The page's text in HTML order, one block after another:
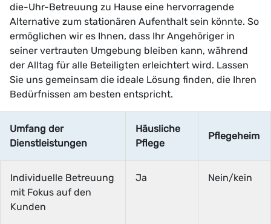
die-Uhr-Betreuung zu Hause eine hervorragende
Alternative zum stationären Aufenthalt sein könnte. So
ermöglichen wir es Ihnen, dass Ihr Angehöriger in
seiner vertrauten Umgebung bleiben kann, während
der Alltag für alle Beteiligten erleichtert wird. Lassen
Sie uns gemeinsam die ideale Lösung finden, die Ihren
Bedürfnissen am besten entspricht.
Umfang der
Dienstleistungen
Häusliche
Pflege
Pflegeheim
Individuelle Betreuung
mit Fokus auf den
Kunden
Ja Nein/kein